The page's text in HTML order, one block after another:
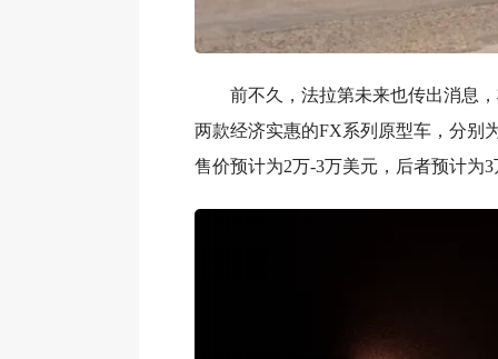
前不久，法拉第未来也传出消息
两款经济实惠的FX系列原型车，分别
售价预计为2万-3万美元，后者预计为